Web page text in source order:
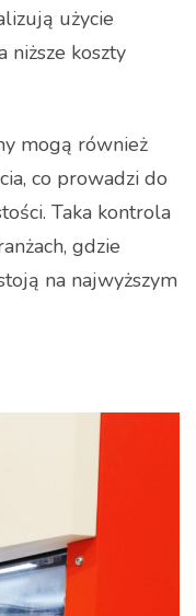
użycie
niższe koszty
mogą również
co prowadzi do
Taka kontrola
gdzie
na najwyższym